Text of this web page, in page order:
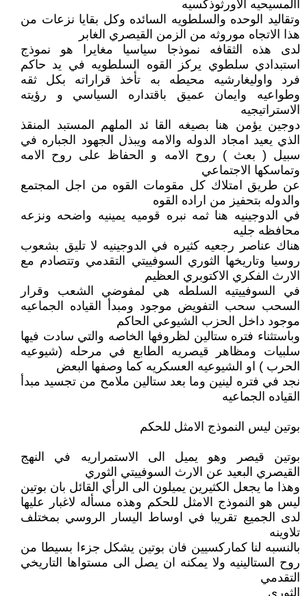
االمسيحيه الاورثوذكسيه
وتقاليد الوحده والسلطويه السائده وكل بقايا نزعات من
هذا الاتجاه موروثه من الزمن القيصري الغابر
لدى هذه الثقافه نموذجا سياسيا مغايرا هو نموذج
استبدادي سلطوي يركز القوه السلطويه في يد حاكم
فرد واوليغارشيه محيطه به تأخذ قراراته بكل ثقه
وطواعيه وايمان عميق باقتداره السياسي و رؤيته
الاستراتيجيه
دوجين يؤمن هنا بصيغه القا ئد الملهم المستبد المنقذ
الذي يعيد امجاد الدوله والامه ويبذل الجهود الجباره في
سبيل ( بعث ) روح الامه و الحفاظ على روح الامه
وتماسكها الاجتماعي
عن طريق امتلاك كل مقومات القوه من اجل المجتمع
والدوله بتحفيز من اراده القوه
في الدوجينيه هنا ثمه نبره قوميه يمينيه واضحه ونزعه
محافظه جليه
هناك عناصر رجعيه كثيره في الدوجينيه لا تليق بشعوب
روسيا وتاريخها الثوري السوفييتي التقدمي وتتصادم مع
الارث الفكري الاكتوبري العظيم
في السوفييتيه السلطه هي لمفوضي الشعب وقرار
السحب سحب التفويض موجود ومبدأ القياده الجماعيه
موجود داخل الحزب الشيوعي الحاكم
وباستثناء فتره ستالين لظروفها الخاصه والتي سادت فيها
سلبيات ومظاهر قيصريه الطابع في مرحله (شيوعيه
الحرب ) او الشيوعيه العسكريه كما وصفها البعض
نجد في فتره لينين وما بعد ستالين ملامح من تجسيد مبدأ
القياده الجماعيه
بوتين ليس النموذج الامثل للحكم
بوتين قيصر وهو يميل الى الاستمراريه في النهج
القيصري البعيد عن الارث السوفييتي الثوري
وهذا ما يجعل الكثيرين يميلون الى الرأي القائل بان بوتين
ليس هو النموذج الامثل للحكم وهذه مسأله لاغبار عليها
لدى الجميع تقريبا في اوساط اليسار الروسي بمختلف
تلاوينه
بالنسبه لنا كماركسيين فان بوتين يشكل جزءا بسيطا من
روح الستالينيه ولا يمكنه ان يصل الى مستواها التاريخي
التقدمي
الثوري